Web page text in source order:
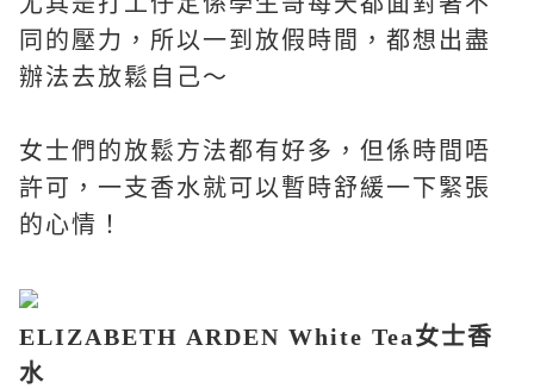
同的壓力，所以一到放假時間，都想出盡
辦法去放鬆自己～
女士們的放鬆方法都有好多，但係時間唔
許可，一支香水就可以暫時舒緩一下緊張
的心情！
ELIZABETH ARDEN White Tea女士香
水